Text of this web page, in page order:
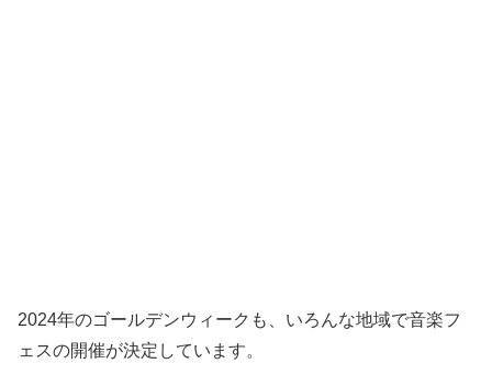
2024年のゴールデンウィークも、いろんな地域で音楽フ
ェスの開催が決定しています。